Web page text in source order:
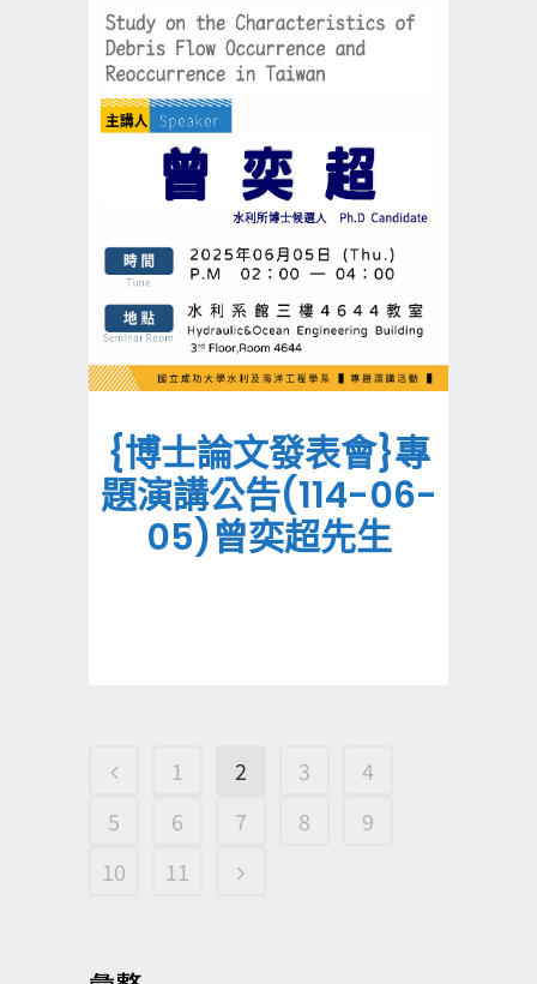
{博士論文發表會}專
題演講公告(114-06-
05)曾奕超先生
1 2 3
4
5
6 7 8
9
10
11